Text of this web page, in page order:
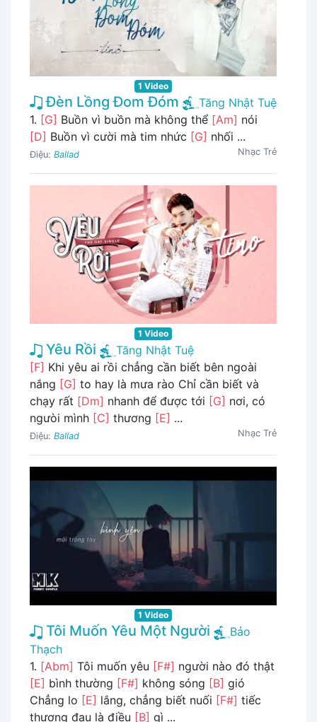
1 Video
Đèn Lồng Đom Đóm
Tăng Nhật Tuệ
1. [G] Buồn vì buồn mà không thể [Am] nói
[D] Buồn vì cười mà tim nhức [G] nhối ...
Điệu: Ballad Nhạc Trẻ
1 Video
Yêu Rồi
Tăng Nhật Tuệ
[F] Khi yêu ai rồi chẳng cần biết bên ngoài
nắng [G] to hay là mưa rào Chỉ cần biết và
chạy rất [Dm] nhanh để được tới [G] nơi, có
ngưòi mình [C] thương [E] ...
Điệu: Ballad Nhạc Trẻ
1 Video
Tôi Muốn Yêu Một Người
Bảo
Thạch
1. [Abm] Tôi muốn yêu [F#] người nào đó thật
[E] bình thường [F#] không sóng [B] gió
Chẳng lo [E] lắng, chẳng biết nuối [F#] tiếc
thương đau là điều [B] gì ...